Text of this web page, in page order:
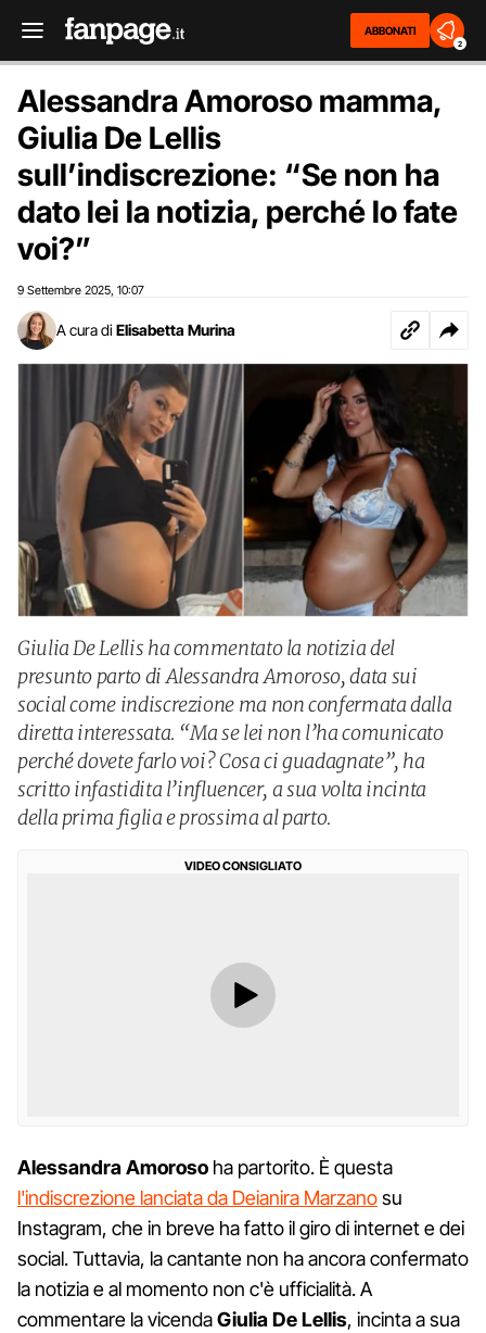
ABBONATI
2
Alessandra Amoroso mamma,
Giulia De Lellis
sull’indiscrezione: “Se non ha
dato lei la notizia, perché lo fate
voi?”
9 Settembre 2025 10:07
A cura di Elisabetta Murina
Giulia De Lellis ha commentato la notizia del
presunto parto di Alessandra Amoroso, data sui
social come indiscrezione ma non confermata dalla
diretta interessata. “Ma se lei non l’ha comunicato
perché dovete farlo voi? Cosa ci guadagnate”, ha
scritto infastidita l’influencer, a sua volta incinta
della prima figlia e prossima al parto.
VIDEO CONSIGLIATO
AlessandraAmoroso ha partorito. È questa
l'indiscrezione lanciata da Deianira Marzanosu
Instagram, che in breve ha fatto il giro di internet e dei
social. Tuttavia, la cantante non ha ancora confermato
la notizia e al momento non c'è ufficialità. A
commentare la vicendaGiulia De Lellis, incinta a sua